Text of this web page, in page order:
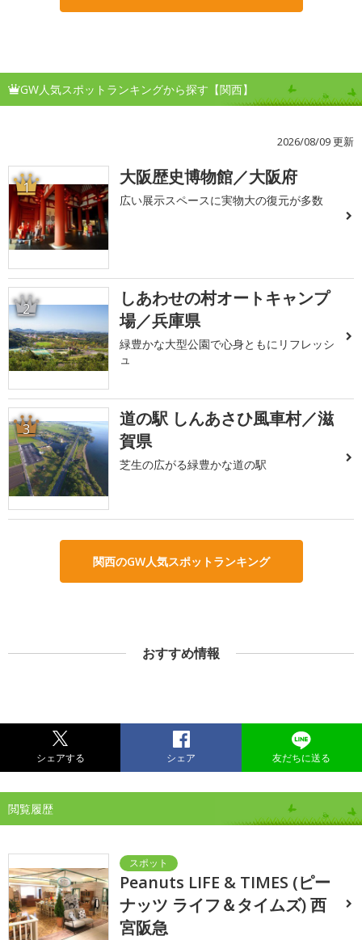
GW人気スポットランキングから探す【関西】
2026/08/09 更新
1 大阪歴史博物館／大阪府
広い展示スペースに実物大の復元が多数
2
しあわせの村オートキャンプ
場／兵庫県
緑豊かな大型公園で心身ともにリフレッシ
ュ
3
道の駅 しんあさひ風車村／滋
賀県
芝生の広がる緑豊かな道の駅
関西のGW人気スポットランキング
おすすめ情報
シェアする シェア 友だちに送る
閲覧履歴
Peanuts LIFE & TIMES (ピー
ナッツ ライフ＆タイムズ) 西
宮阪急